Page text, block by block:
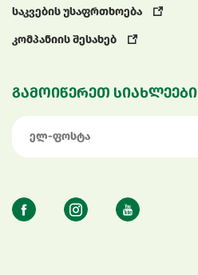
საკვების უსაფრთხოება
კომპანიის შესახებ
გამოიწერეთ სიახლეები